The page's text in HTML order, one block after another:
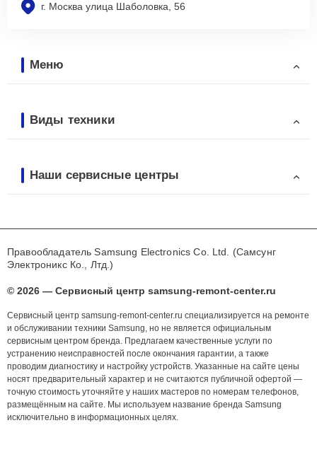
г. Москва улица Шаболовка, 56
Меню
Виды техники
Наши сервисные центры
Правообладатель Samsung Electronics Co. Ltd. (Самсунг
Электроникс Ко., Лтд.)
© 2026 — Сервисный центр samsung-remont-center.ru
Сервисный центр samsung-remont-center.ru специализируется на ремонте
и обслуживании техники Samsung, но не является официальным
сервисным центром бренда. Предлагаем качественные услуги по
устранению неисправностей после окончания гарантии, а также
проводим диагностику и настройку устройств. Указанные на сайте цены
носят предварительный характер и не считаются публичной офертой —
точную стоимость уточняйте у наших мастеров по номерам телефонов,
размещённым на сайте. Мы используем название бренда Samsung
исключительно в информационных целях.